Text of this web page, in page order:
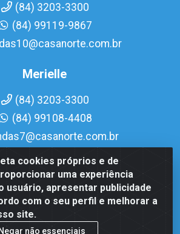
cookies próprios e de
uma experiência
usuário, apresentar publicidade
com o seu perfil e melhorar a
site.
não essenciais
(84) 3203-3300
(84) 99119-9867
Merielle
(84) 3203-3300
(84) 99108-4408
- Av. Interventor Mário Câmara, 1815 -
Natal/RN - CEP 59054-600 - CNPJ
08.713.513/0001-51